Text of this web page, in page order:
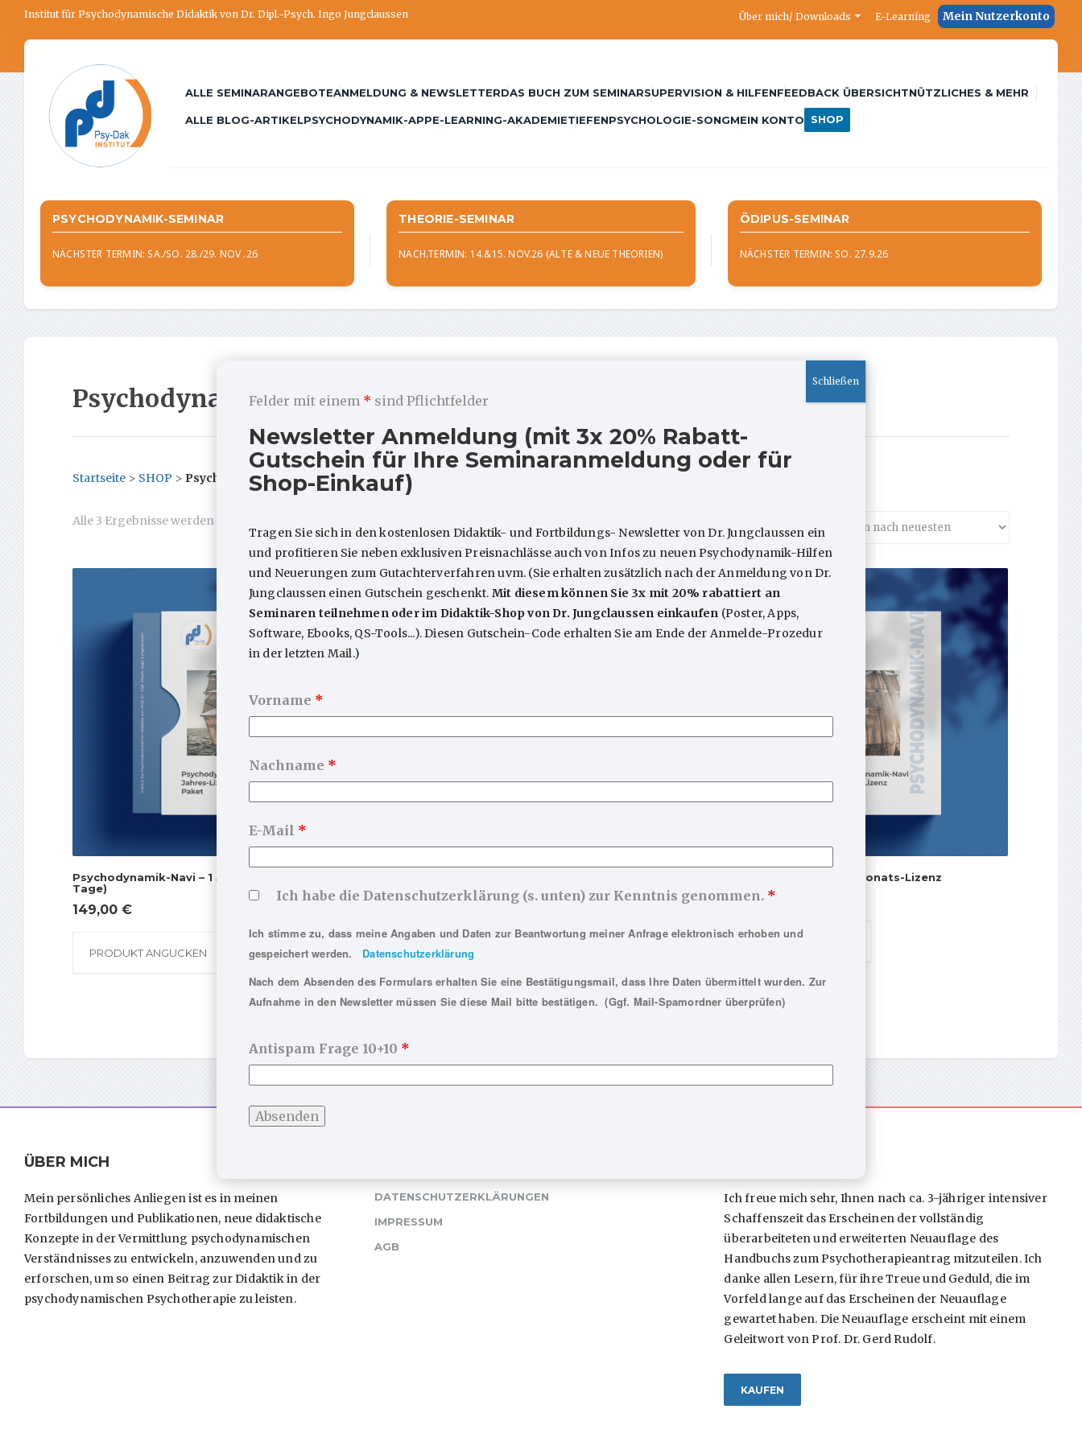
Institut für Psychodynamische Didaktik von Dr. Dipl.-Psych. Ingo Jungclaussen Über mich/ Downloads E-Learning Mein Nutzerkonto
ALLE SEMINARANGEBOTEANMELDUNG & NEWSLETTERDAS BUCH ZUM SEMINARSUPERVISION & HILFENFEEDBACK ÜBERSICHTNÜTZLICHES & MEHR
ALLE BLOG-ARTIKELPSYCHODYNAMIK-APPE-LEARNING-AKADEMIETIEFENPSYCHOLOGIE-SONGMEIN KONTO SHOP
PSYCHODYNAMIK-SEMINAR
NÄCHSTER TERMIN: SA./SO. 28./29. NOV .26
THEORIE-SEMINAR
NÄCH.TERMIN: 14.&15. NOV.26 (ALTE & NEUE THEORIEN)
ÖDIPUS-SEMINAR
NÄCHSTER TERMIN: SO. 27.9.26
Psychodynamik-NAVI
Startseite > SHOP > Psychodynamik-NAVI
Alle 3 Ergebnisse werden angezeigt
neuesten
sortiert
Psychodynamik-Navi – 1 Jahres-Lizenz (365
Tage)
149,00 €
PRODUKT ANGUCKEN
3,99€
PRODUKT ANGUCKEN
Psychodynamik-Navi 1-Monats-Lizenz
9,90€
PRODUKT ANGUCKEN
ÜBER MICH
Mein persönliches Anliegen ist es in meinen
Fortbildungen und Publikationen, neue didaktische
Konzepte in der Vermittlung psychodynamischen
Verständnisses zu entwickeln, anzuwenden und zu
erforschen, um so einen Beitrag zur Didaktik in der
psychodynamischen Psychotherapie zu leisten.
DATENSCHUTZERKLÄRUNGEN
IMPRESSUM
AGB
Ich freue mich sehr, Ihnen nach ca. 3-jähriger intensiver
Schaffenszeit das Erscheinen der vollständig
überarbeiteten und erweiterten Neuauflage des
Handbuchs zum Psychotherapieantrag mitzuteilen. Ich
danke allen Lesern, für ihre Treue und Geduld, die im
Vorfeld lange auf das Erscheinen der Neuauflage
gewartet haben. Die Neuauflage erscheint mit einem
Geleitwort von Prof. Dr. Gerd Rudolf.
KAUFEN
Felder mit einem * sind Pflichtfelder
Newsletter Anmeldung (mit 3x 20% Rabatt-
Gutschein für Ihre Seminaranmeldung oder für
Shop-Einkauf)
Tragen Sie sich in den kostenlosen Didaktik- und Fortbildungs- Newsletter von Dr. Jungclaussen ein
und profitieren Sie neben exklusiven Preisnachlässe auch von Infos zu neuen Psychodynamik-Hilfen
und Neuerungen zum Gutachterverfahren uvm. (Sie erhalten zusätzlich nach der Anmeldung von Dr.
Jungclaussen einen Gutschein geschenkt. Mit diesem können Sie 3x mit 20% rabattiert an
Seminaren teilnehmen oder im Didaktik-Shop von Dr. Jungclaussen einkaufen (Poster, Apps,
Software, Ebooks, QS-Tools...). Diesen Gutschein-Code erhalten Sie am Ende der Anmelde-Prozedur
in der letzten Mail.)
Vorname *
Nachname *
E-Mail *
Ich habe die Datenschutzerklärung (s. unten) zur Kenntnis genommen. *
Ich stimme zu, dass meine Angaben und Daten zur Beantwortung meiner Anfrage elektronisch erhoben und
gespeichert werden.
Datenschutzerklärung
Nach dem Absenden des Formulars erhalten Sie eine Bestätigungsmail, dass Ihre Daten übermittelt wurden. Zur
Aufnahme in den Newsletter müssen Sie diese Mail bitte bestätigen. (Ggf. Mail-Spamordner überprüfen)
Antispam Frage 10+10 *